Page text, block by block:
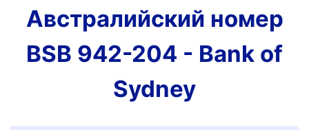
Австралийский номер
BSB 942-204 - Bank of
Sydney